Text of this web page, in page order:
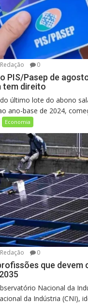
Redação 0
PIS/Pasep de
tem direito
último lote do abono
ano-base de 2024,
Economia
Redação 0
que devem
Nacional da
da Indústria (CNI),